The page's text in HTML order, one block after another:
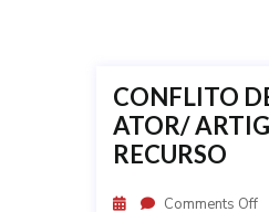
CONFLITO
ATOR/
RECURSO
Comments Off